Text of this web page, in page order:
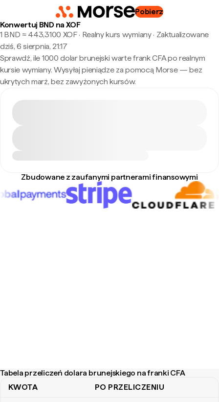
Pobierz
Konwertuj BND na XOF
1 BND ≈ 443,3100 XOF · Realny kurs wymiany· Zaktualizowane
dziś, 6 sierpnia, 21:17
Sprawdź, ile 1000 dolar brunejski warte frank CFA po realnym
kursie wymiany. Wysyłaj pieniądze za pomocą Morse — bez
ukrytych marż, bez zawyżonych kursów.
Zbudowane z zaufanymi partnerami finansowymi
Tabela przeliczeń dolara brunejskiego na franki CFA
KWOTA PO PRZELICZENIU